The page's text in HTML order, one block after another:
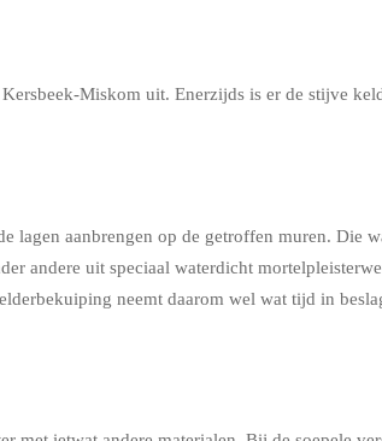
Miskom uit. Enerzijds is er de stijve
aanbrengen op de getroffen muren. Die
andere uit speciaal waterdicht
neemt daarom wel wat tijd in